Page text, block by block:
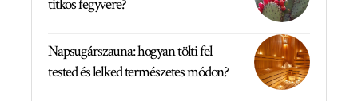
titkos fegyvere?
Napsugárszauna: hogyan tölti fel
tested és lelked természetes módon?